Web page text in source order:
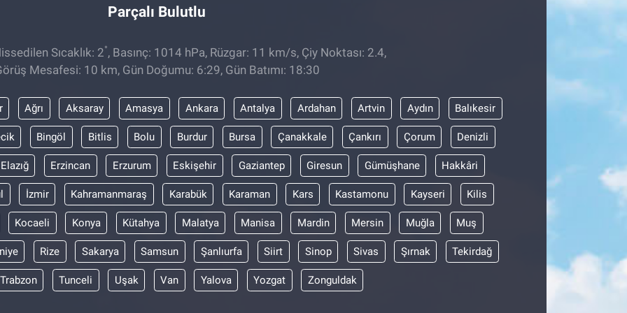
Parçalı Bulutlu
Sıcaklık: 2°, Basınç: 1014 hPa, Rüzgar: 11 km/s, Çiy Noktası: 2.4,
Mesafesi: 10 km, Gün Doğumu: 6:29, Gün Batımı: 18:30
Ağrı Aksaray Amasya Ankara Antalya Ardahan Artvin Aydın Balıkesir
Bingöl Bitlis Bolu Burdur Bursa Çanakkale Çankırı Çorum Denizli
Elazığ Erzincan Erzurum Eskişehir Gaziantep Giresun Gümüşhane Hakkâri
İzmir Kahramanmaraş Karabük Karaman Kars Kastamonu Kayseri Kilis
Kocaeli Konya Kütahya Malatya Manisa Mardin Mersin Muğla Muş
Rize Sakarya Samsun Şanlıurfa Siirt Sinop Sivas Şırnak Tekirdağ
Trabzon Tunceli Uşak Van Yalova Yozgat Zonguldak